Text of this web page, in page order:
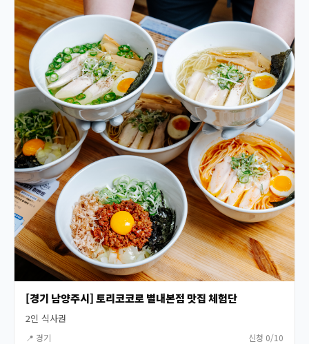
[경기 남양주시] 토리코코로 별내본점 맛집 체험단
2인 식사권
📍 경기 신청 0/10